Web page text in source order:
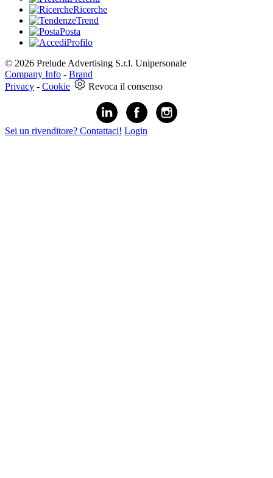
Ricerche
Trend
Posta
Profilo
© 2026 Prelude Advertising S.r.l. Unipersonale
Company Info - Brand
Privacy - Cookie Revoca il consenso
Sei un rivenditore? Contattaci! Login